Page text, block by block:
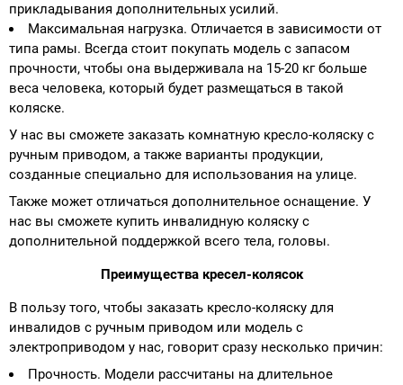
прикладывания дополнительных усилий.
Максимальная нагрузка. Отличается в зависимости от
типа рамы. Всегда стоит покупать модель с запасом
прочности, чтобы она выдерживала на 15-20 кг больше
веса человека, который будет размещаться в такой
коляске.
У нас вы сможете заказать комнатную кресло-коляску с
ручным приводом, а также варианты продукции,
созданные специально для использования на улице.
Также может отличаться дополнительное оснащение. У
нас вы сможете купить инвалидную коляску с
дополнительной поддержкой всего тела, головы.
Преимущества кресел-колясок
В пользу того, чтобы заказать кресло-коляску для
инвалидов с ручным приводом или модель с
электроприводом у нас, говорит сразу несколько причин:
Прочность. Модели рассчитаны на длительное